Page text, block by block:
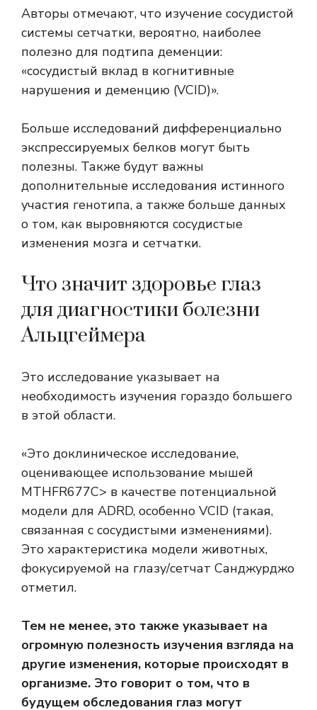
Авторы отмечают, что изучение сосудистой
системы сетчатки, вероятно, наиболее
полезно для подтипа деменции:
«сосудистый вклад в когнитивные
нарушения и деменцию (VCID)».
Больше исследований дифференциально
экспрессируемых белков могут быть
полезны. Также будут важны
дополнительные исследования истинного
участия генотипа, а также больше данных
о том, как выровняются сосудистые
изменения мозга и сетчатки.
Что значит здоровье глаз
для диагностики болезни
Альцгеймера
Это исследование указывает на
необходимость изучения гораздо большего
в этой области.
«Это доклиническое исследование,
оценивающее использование мышей
MTHFR677C> в качестве потенциальной
модели для ADRD, особенно VCID (такая,
связанная с сосудистыми изменениями).
Это характеристика модели животных,
фокусируемой на глазу/сетчат Санджурджо
отметил.
Тем не менее, это также указывает на
огромную полезность изучения взгляда на
другие изменения, которые происходят в
организме. Это говорит о том, что в
будущем обследования глаз могут